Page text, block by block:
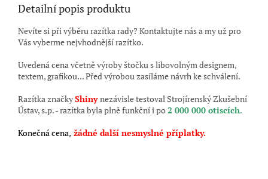
Detailní popis produktu
Nevíte si při výběru razítka rady? Kontaktujte nás a my už pro
Vás vyberme nejvhodnější razítko.
Uvedená cena včetně výroby štočku s libovolným designem,
textem, grafikou... Před výrobou zasíláme návrh ke schválení.
Razítka značkyShiny nezávisle testoval Strojírenský Zkušební
Ústav, s.p. - razítka byla plně funkční i po2 000 000 otiscích.
Konečná cena, žádné další nesmyslné příplatky.